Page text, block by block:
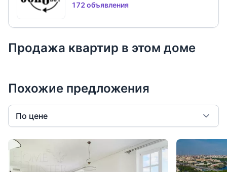
172 объявления
Продажа квартир в этом доме
Похожие предложения
По цене